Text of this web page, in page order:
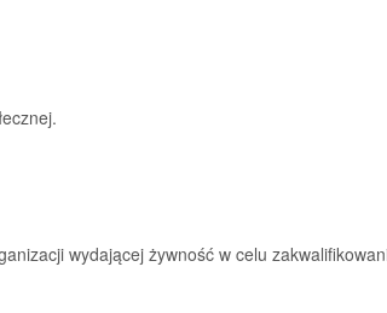
wydającej żywność w celu